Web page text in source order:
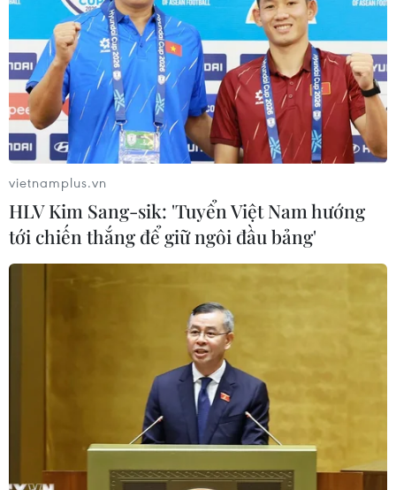
vietnamplus.vn
HLV Kim Sang-sik: 'Tuyển Việt Nam hướng
tới chiến thắng để giữ ngôi đầu bảng'